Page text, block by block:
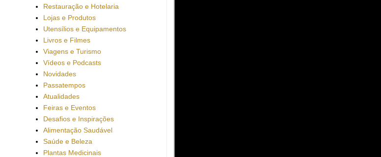
Restauração e Hotelaria
Lojas e Produtos
Utensílios e Equipamentos
Livros e Filmes
Viagens e Turismo
Vídeos e Podcasts
Novidades
Passatempos
Atualidades
Feiras e Eventos
Desafios e Inspirações
Alimentação Saudável
Saúde e Beleza
Plantas Medicinais